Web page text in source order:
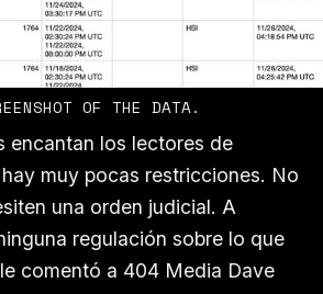
OF THE DATA.
encantan los lectores de
muy pocas restricciones. No
una orden judicial. A
regulación sobre lo que
comentó a 404 Media Dave